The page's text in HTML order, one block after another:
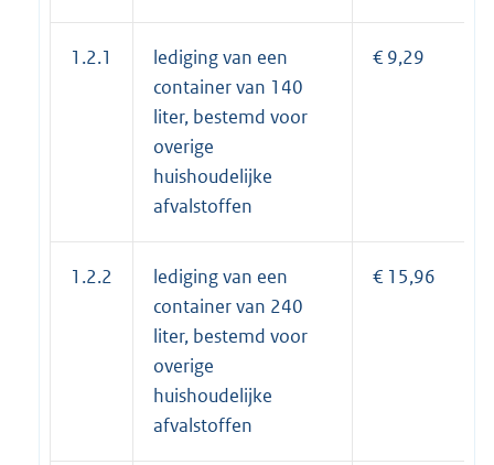
1.2.1
lediging van een
container van 140
liter, bestemd voor
overige
huishoudelijke
afvalstoffen
€ 9,29
1.2.2
lediging van een
container van 240
liter, bestemd voor
overige
huishoudelijke
afvalstoffen
€ 15,96